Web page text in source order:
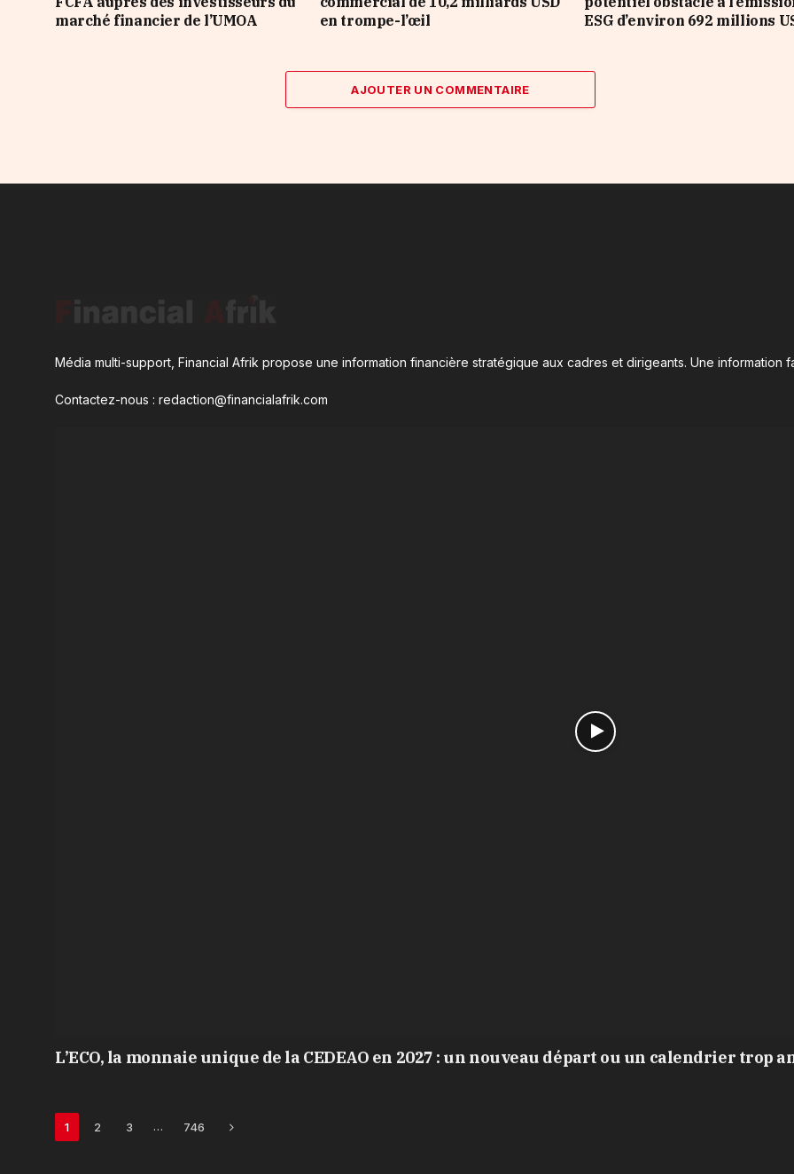
marché financier de l’UMOA
en trompe-l’œil
ESG d’environ 692 millions
AJOUTER UN COMMENTAIRE
Média multi-support, Financial Afrik propose une information financière stratégique aux cadres et dirigeants. Une information
Contactez-nous : redaction@financialafrik.com
L’ECO, la monnaie unique de la CEDEAO en 2027 : un nouveau départ ou un calendrier trop
1 2 3 … 746 Next